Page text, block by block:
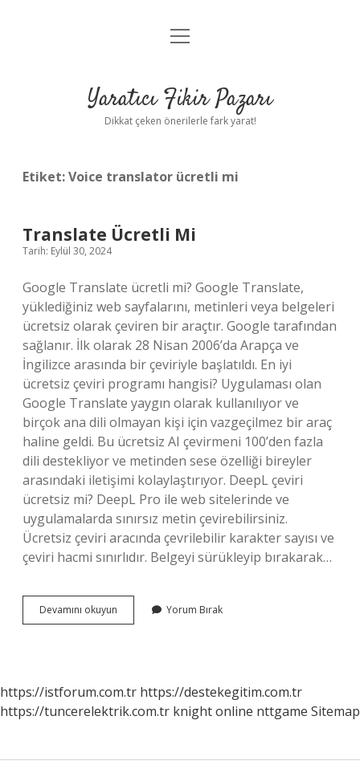
Anasayfa
Yasal Uyarı
menüyü
Yaratıcı Fikir Pazarı
Dikkat çeken önerilerle fark yarat!
Etiket:Voice translator ücretli mi
Translate Ücretli Mi
Tarih: Eylül 30, 2024
Google Translate ücretli mi? Google Translate,
yüklediğiniz web sayfalarını, metinleri veya belgeleri
ücretsiz olarak çeviren bir araçtır. Google tarafından
sağlanır. İlk olarak 28 Nisan 2006’da Arapça ve
İngilizce arasında bir çeviriyle başlatıldı. En iyi
ücretsiz çeviri programı hangisi? Uygulaması olan
Google Translate yaygın olarak kullanılıyor ve
birçok ana dili olmayan kişi için vazgeçilmez bir araç
haline geldi. Bu ücretsiz AI çevirmeni 100’den fazla
dili destekliyor ve metinden sese özelliği bireyler
arasındaki iletişimi kolaylaştırıyor. DeepL çeviri
ücretsiz mi? DeepL Pro ile web sitelerinde ve
uygulamalarda sınırsız metin çevirebilirsiniz.
Ücretsiz çeviri aracında çevrilebilir karakter sayısı ve
çeviri hacmi sınırlıdır. Belgeyi sürükleyip bırakarak…
Devamını okuyun Translate
Ücretli
Yorum Bırak
https://istforum.com.tr https://destekegitim.com.tr
https://tuncerelektrik.com.tr knight online nttgame Sitemap